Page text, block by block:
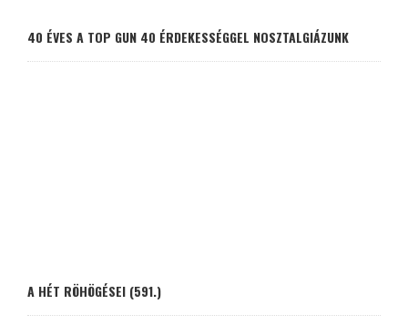
40 ÉVES A TOP GUN 40 ÉRDEKESSÉGGEL NOSZTALGIÁZUNK
A HÉT RÖHÖGÉSEI (591.)